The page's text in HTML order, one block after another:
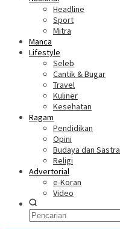
Headline
Sport
Mitra
Manca
Lifestyle
Seleb
Cantik & Bugar
Travel
Kuliner
Kesehatan
Ragam
Pendidikan
Opini
Budaya dan Sastra
Religi
Advertorial
e-Koran
Video